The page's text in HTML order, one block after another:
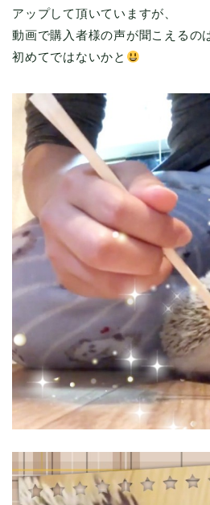
アップして頂いていますが、
動画で購入者様の声が聞こえるの
初めてではないかと